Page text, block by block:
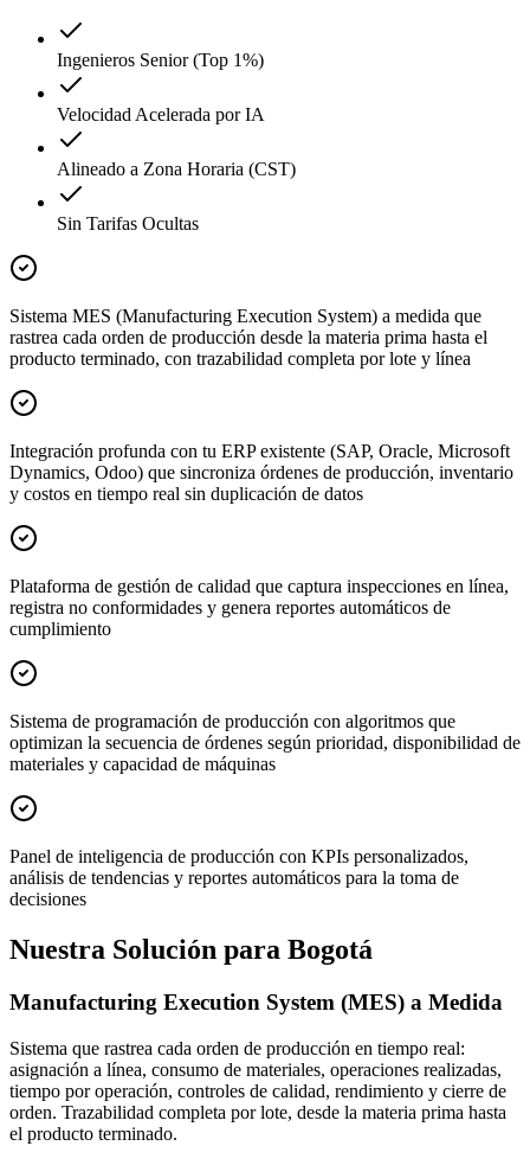
Ingenieros Senior (Top 1%)
Velocidad Acelerada por IA
Alineado a Zona Horaria (CST)
Sin Tarifas Ocultas
Sistema MES (Manufacturing Execution System) a medida que
rastrea cada orden de producción desde la materia prima hasta el
producto terminado, con trazabilidad completa por lote y línea
Integración profunda con tu ERP existente (SAP, Oracle, Microsoft
Dynamics, Odoo) que sincroniza órdenes de producción, inventario
y costos en tiempo real sin duplicación de datos
Plataforma de gestión de calidad que captura inspecciones en línea,
registra no conformidades y genera reportes automáticos de
cumplimiento
Sistema de programación de producción con algoritmos que
optimizan la secuencia de órdenes según prioridad, disponibilidad de
materiales y capacidad de máquinas
Panel de inteligencia de producción con KPIs personalizados,
análisis de tendencias y reportes automáticos para la toma de
decisiones
Nuestra Solución para Bogotá
Manufacturing Execution System (MES) a Medida
Sistema que rastrea cada orden de producción en tiempo real:
asignación a línea, consumo de materiales, operaciones realizadas,
tiempo por operación, controles de calidad, rendimiento y cierre de
orden. Trazabilidad completa por lote, desde la materia prima hasta
el producto terminado.